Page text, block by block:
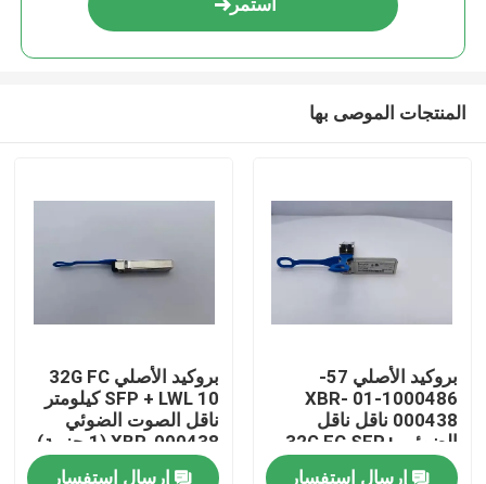
منتجات
معلومات عنا
استمر
المنتجات الموصى بها
بروكيد الأصلي 57-
1000486-01 XBR-
000438 ناقل ناقل
الضوئي 32G FC SFP+
LWL 10 كم 1 حزمة
إرسال استفسار
بروكيد الأصلي 32G FC
SFP + LWL 10 كيلومتر
ناقل الصوت الضوئي
XBR-000438 (1 حزمة)
للاستخدام بالألياف
إرسال استفسار